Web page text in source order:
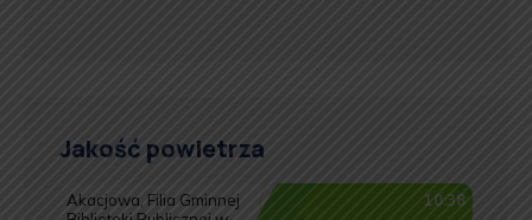
Jakość powietrza